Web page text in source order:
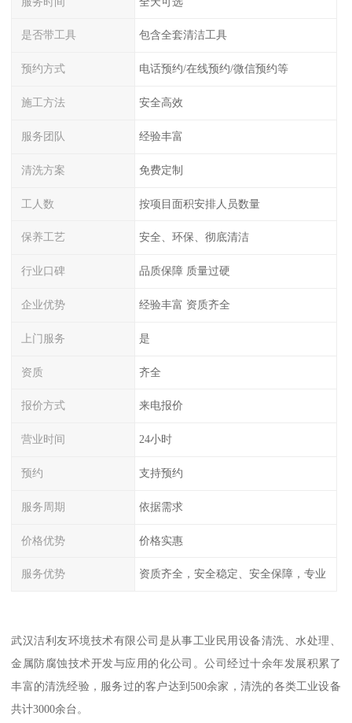
是否带工具 包含全套清洁工具
预约方式 电话预约/在线预约/微信预约等
施工方法 安全高效
服务团队 经验丰富
清洗方案 免费定制
工人数 按项目面积安排人员数量
保养工艺 安全、环保、彻底清洁
行业口碑 品质保障 质量过硬
企业优势 经验丰富 资质齐全
上门服务 是
资质 齐全
报价方式 来电报价
营业时间 24小时
预约 支持预约
服务周期 依据需求
价格优势 价格实惠
服务优势 资质齐全，安全稳定、安全保障，专业
武汉洁利友环境技术有限公司是从事工业民用设备清洗、水处理、
金属防腐蚀技术开发与应用的化公司。公司经过十余年发展积累了
丰富的清洗经验，服务过的客户达到500余家，清洗的各类工业设备
共计3000余台。